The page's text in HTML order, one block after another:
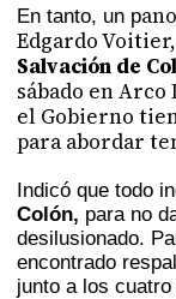
En tanto, un p
Edgardo
Salvación de
sábado en
el Gobierno
para abordar
Indicó que todo
Colón, para no
desilusionado.
encontrado
junto a los